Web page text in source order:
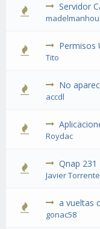
Servidor
Permisos
Tito
No
accdl
Roydac
Qnap
Javier Torrente
a vueltas
gonac58